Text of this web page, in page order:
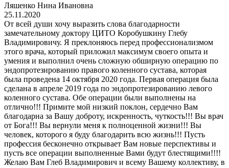
Ляшенко Нина Ивановна
25.11.2020
От всей души хочу выразить слова благодарности
замечательному доктору ЦИТО Коробушкину Глебу
Владимировичу. Я преклоняюсь перед профессионализмом
этого врача, который приложил максимум своего опыта и
умения и выполнил очень сложную обширную операцию по
эндопротезированию правого коленного сустава, которая
была проведена 14 октября 2020 года. Первая операция была
сделана в апреле 2019 года по эндопротезированию левого
коленного сустава. Обе операции были выполнены на
отлично!!! Примите мой низкий поклон, сердечно Вам
благодарна за Вашу доброту, искренность, чуткость!!! Вы врач
от Бога!!! Вы вернули меня к полноценной жизни!!! Вы
человек, которого я буду благодарить всю жизнь!!! Пусть
профессия бесконечно открывает Вам новые перспективы и
пусть все операции выполненные Вами будут блестящими!!!!
Желаю Вам Глеб Владимирович и всему Вашему коллективу, в